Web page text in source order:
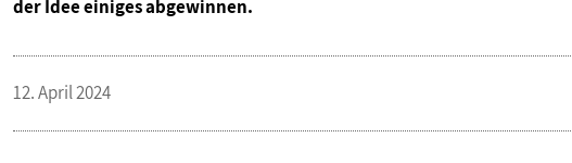
MITGLIEDSCHAFT & SERVICE
der Idee einiges abgewinnen.
12. April 2024